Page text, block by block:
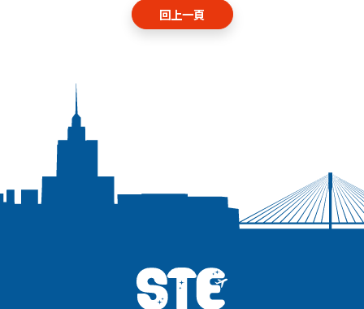
回上一頁